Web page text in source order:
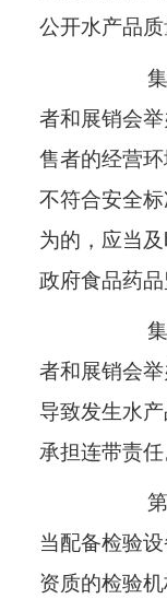
公开水产品质
者和展销会
售者的经营
不符合安全
为的，应当
政府食品药品
者和展销会
导致发生水
承担连带责任
当配备检验
资质的检验